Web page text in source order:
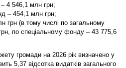
4 546,1 млн грн;
– 454,1 млн грн;
грн (в тому числі по загальному
по спеціальному фонду – 43 775,6
громади на 2026 рік визначено у
5,37 відсотка видатків загального